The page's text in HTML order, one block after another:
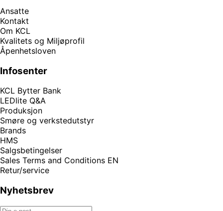
Ansatte
Kontakt
Om KCL
Kvalitets og Miljøprofil
Åpenhetsloven
Infosenter
KCL Bytter Bank
LEDlite Q&A
Produksjon
Smøre og verkstedutstyr
Brands
HMS
Salgsbetingelser
Sales Terms and Conditions EN
Retur/service
Nyhetsbrev